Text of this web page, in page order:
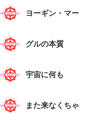
ヨーギン・マー
グルの本質
宇宙に何も
また来なくちゃ